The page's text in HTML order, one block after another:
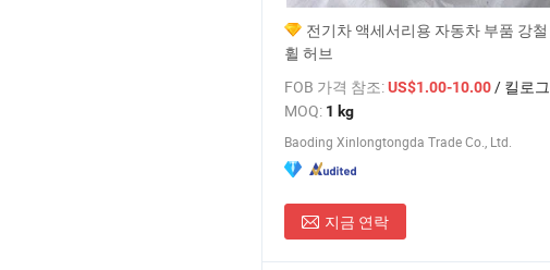
전기차 액세서리용 자동차 부품 강철
휠 허브
FOB 가격 참조:US$1.00-10.00/ 킬로그램
MOQ: 1 kg
Baoding Xinlongtongda Trade Co., Ltd.
지금 연락